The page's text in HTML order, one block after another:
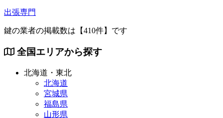
出張専門
鍵の業者の掲載数は 【410件】 です
全国エリアから探す
北海道・東北
北海道
宮城県
福島県
山形県